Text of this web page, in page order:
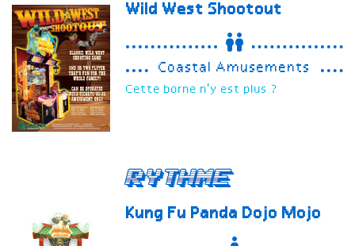
Wild West Shootout
Coastal Amusements
Cette borne n'y est plus ?
Rythme
Kung Fu Panda Dojo Mojo